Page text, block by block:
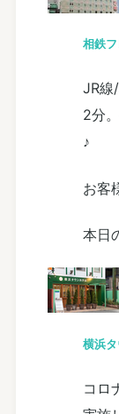
相鉄
JR
2分
♪
お客
本日
横浜
コロ